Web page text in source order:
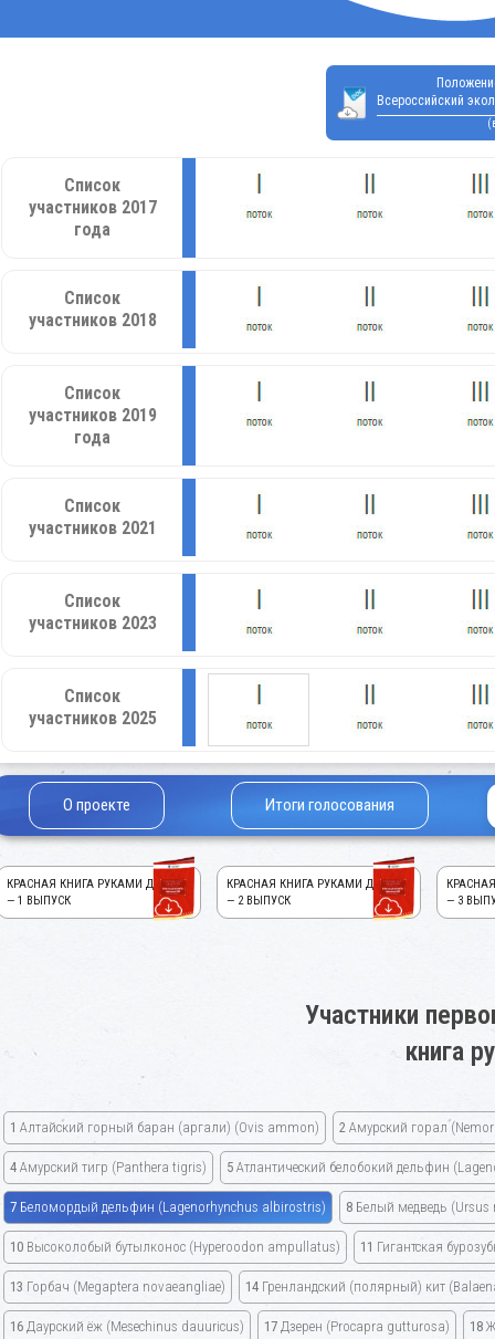
Всероссийский
Список
участников 2017
года
Список
участников 2018
Список
участников 2019
года
Список
участников 2021
Список
участников 2023
Список
участников 2025
О проекте Итоги голосования
КРАСНАЯ КНИГА РУКАМИ ДЕТЕЙ!
— 1 ВЫПУСК
КРАСНАЯ КНИГА РУКАМИ ДЕТЕЙ!
— 2 ВЫПУСК
— 3
Участники
книга
1 Алтайский горный баран (аргали) (Ovis ammon) 2 Амурский горал
4 Амурский тигр (Panthera tigris) 5 Атлантический белобокий дельфин
7 Беломордый дельфин (Lagenorhynchus albirostris) 8 Белый медведь
10 Высоколобый бутылконос (Hyperoodon ampullatus) 11 Гигантская
13 Горбач (Megaptera novaeangliae) 14 Гренландский (полярный) кит
16 Даурский ёж (Mesechinus dauuricus) 17 Дзерен (Procapra gutturosa) 18